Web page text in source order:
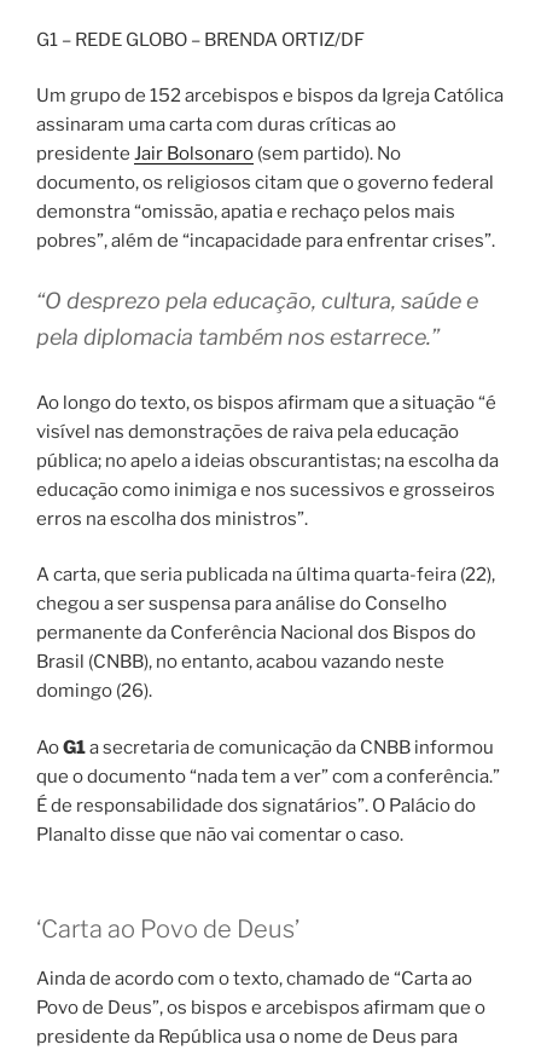
G1 – REDE GLOBO – BRENDA ORTIZ/DF
Um grupo de 152 arcebispos e bispos da Igreja Católica
assinaram uma carta com duras críticas ao
presidente Jair Bolsonaro (sem partido). No
documento, os religiosos citam que o governo federal
demonstra “omissão, apatia e rechaço pelos mais
pobres”, além de “incapacidade para enfrentar crises”.
“O desprezo pela educação, cultura, saúde e
pela diplomacia também nos estarrece.”
Ao longo do texto, os bispos afirmam que a situação “é
visível nas demonstrações de raiva pela educação
pública; no apelo a ideias obscurantistas; na escolha da
educação como inimiga e nos sucessivos e grosseiros
erros na escolha dos ministros”.
A carta, que seria publicada na última quarta-feira (22),
chegou a ser suspensa para análise do Conselho
permanente da Conferência Nacional dos Bispos do
Brasil (CNBB), no entanto, acabou vazando neste
domingo (26).
AoG1a secretaria de comunicação da CNBB informou
que o documento “nada tem a ver” com a conferência.”
É de responsabilidade dos signatários”. O Palácio do
Planalto disse que não vai comentar o caso.
‘Carta ao Povo de Deus’
Ainda de acordo com o texto, chamado de “Carta ao
Povo de Deus”, os bispos e arcebispos afirmam que o
presidente da República usa o nome de Deus para